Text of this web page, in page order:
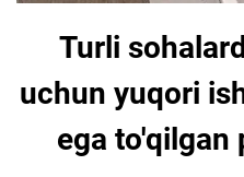
Turli
uchun yuqori
ega to'qilgan